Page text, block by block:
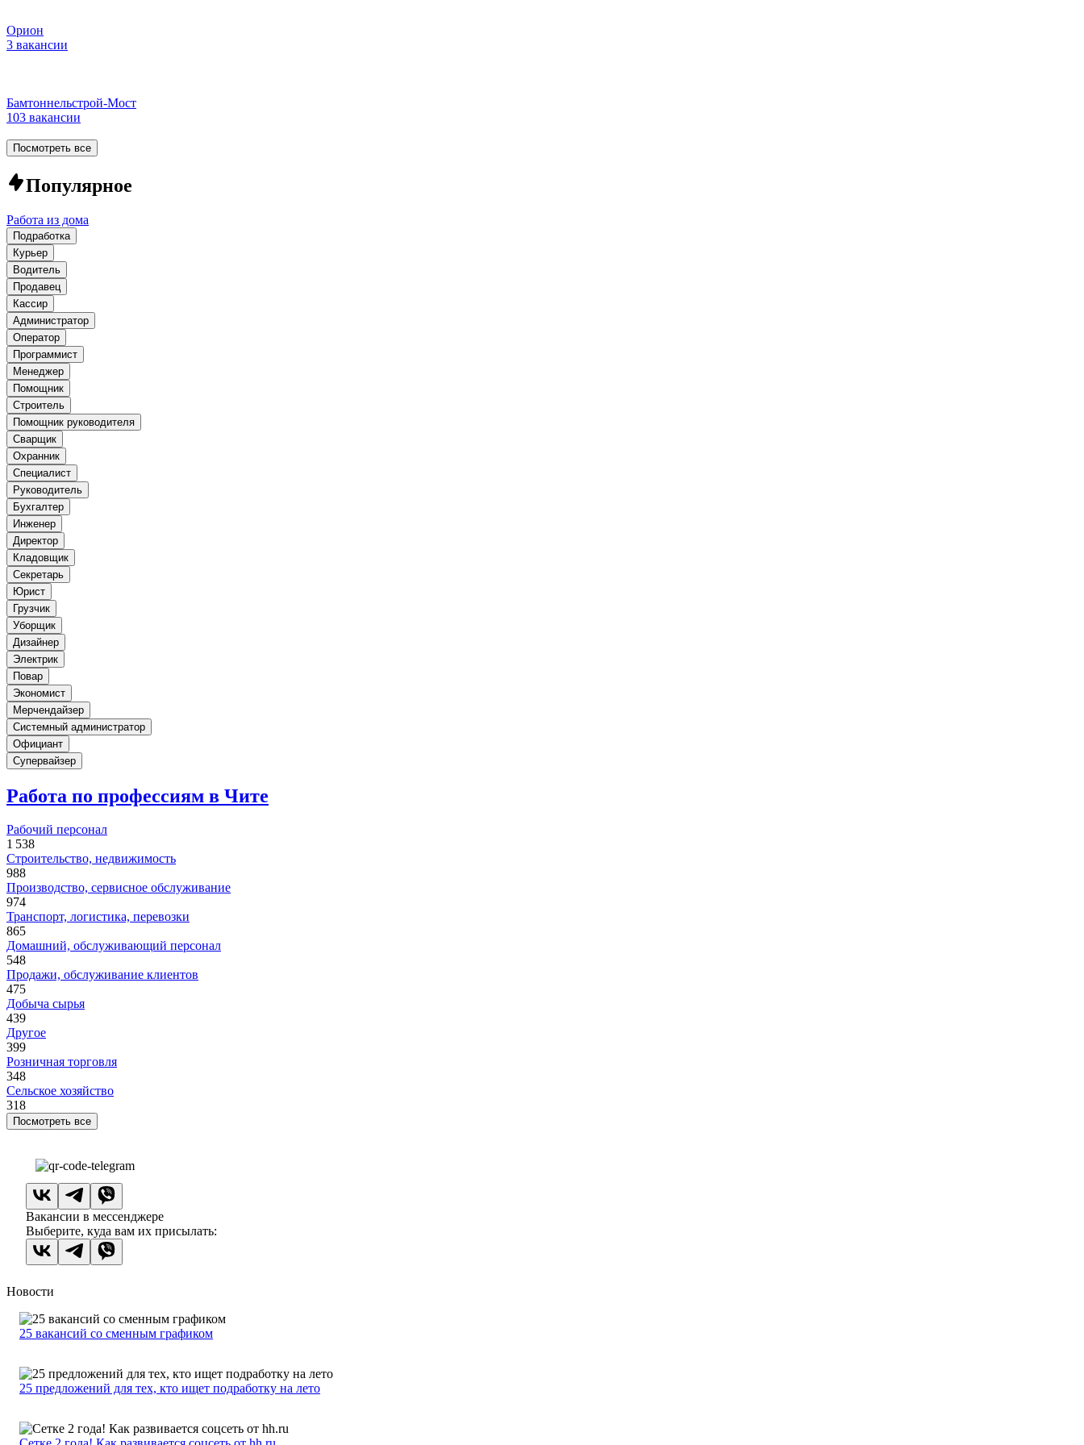
Орион
3 вакансии
Бамтоннельстрой-Мост
103 вакансии
Посмотреть все
Популярное
Работа из дома
Подработка
Курьер
Водитель
Продавец
Кассир
Администратор
Оператор
Программист
Менеджер
Помощник
Строитель
Помощник руководителя
Сварщик
Охранник
Специалист
Руководитель
Бухгалтер
Инженер
Директор
Кладовщик
Секретарь
Юрист
Грузчик
Уборщик
Дизайнер
Электрик
Повар
Экономист
Мерчендайзер
Системный администратор
Официант
Супервайзер
Работа по профессиям в Чите
Рабочий персонал
1 538
Строительство, недвижимость
988
Производство, сервисное обслуживание
974
Транспорт, логистика, перевозки
865
Домашний, обслуживающий персонал
548
Продажи, обслуживание клиентов
475
Добыча сырья
439
Другое
399
Розничная торговля
348
Сельское хозяйство
318
Посмотреть все
Вакансии в мессенджере
Выберите, куда вам их присылать:
Новости
25 вакансий со сменным графиком
25 предложений для тех, кто ищет подработку на лето